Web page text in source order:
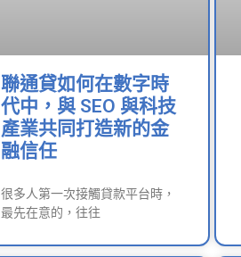
聯通貸如何在數字時
代中，與 SEO 與科技
產業共同打造新的金
融信任
很多人第一次接觸貸款平台時，
最先在意的，往往